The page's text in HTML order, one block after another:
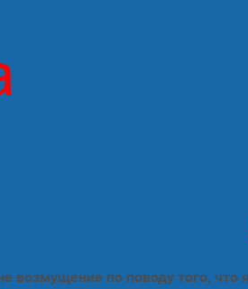
возмущение по поводу того,